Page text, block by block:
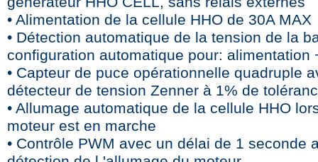
• Alimentation de la cellule HHO de 30A MAX
• Détection automatique de la tension de la
configuration automatique pour: alimentation
• Capteur de puce opérationnelle quadruple
détecteur de tension Zenner à 1% de
• Allumage automatique de la cellule HHO
moteur est en marche
• Contrôle PWM avec un délai de 1 seconde